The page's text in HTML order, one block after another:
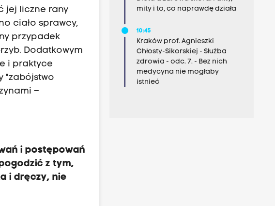
jej liczne rany
ciało sprawcy,
przypadek
Dodatkowym
i praktyce
"zabójstwo
–
i postępowań
z tym,
i dręczy, nie
mity i to, co naprawdę działa
10:45
Kraków prof. Agnieszki
Chłosty-Sikorskiej - Służba
zdrowia - odc. 7. - Bez nich
medycyna nie mogłaby
istnieć